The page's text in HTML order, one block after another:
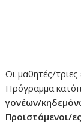
Οι μαθητές/
Πρόγραμμα
γονέων/
Προϊστάμενοι/